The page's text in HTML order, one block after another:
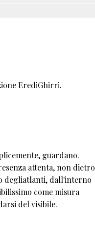
ErediGhirri.
guardano.
attenta, non dietro
degliatlanti, dall'interno
come misura
del visibile.